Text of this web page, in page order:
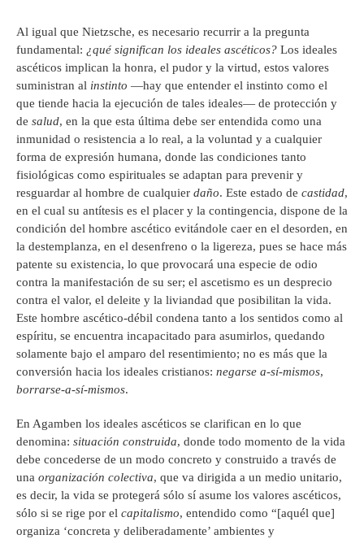
Al igual que Nietzsche, es necesario recurrir a la pregunta
fundamental: ¿qué significan los ideales ascéticos? Los ideales
ascéticos implican la honra, el pudor y la virtud, estos valores
suministran al instinto —hay que entender el instinto como el
que tiende hacia la ejecución de tales ideales— de protección y
de salud, en la que esta última debe ser entendida como una
inmunidad o resistencia a lo real, a la voluntad y a cualquier
forma de expresión humana, donde las condiciones tanto
fisiológicas como espirituales se adaptan para prevenir y
resguardar al hombre de cualquier daño. Este estado de castidad,
en el cual su antítesis es el placer y la contingencia, dispone de la
condición del hombre ascético evitándole caer en el desorden, en
la destemplanza, en el desenfreno o la ligereza, pues se hace más
patente su existencia, lo que provocará una especie de odio
contra la manifestación de su ser; el ascetismo es un desprecio
contra el valor, el deleite y la liviandad que posibilitan la vida.
Este hombre ascético-débil condena tanto a los sentidos como al
espíritu, se encuentra incapacitado para asumirlos, quedando
solamente bajo el amparo del resentimiento; no es más que la
conversión hacia los ideales cristianos: negarse a-sí-mismos,
borrarse-a-sí-mismos.
En Agamben los ideales ascéticos se clarifican en lo que
denomina: situación construida, donde todo momento de la vida
debe concederse de un modo concreto y construido a través de
una organización colectiva, que va dirigida a un medio unitario,
es decir, la vida se protegerá sólo sí asume los valores ascéticos,
sólo si se rige por el capitalismo, entendido como “[aquél que]
organiza ‘concreta y deliberadamente’ ambientes y